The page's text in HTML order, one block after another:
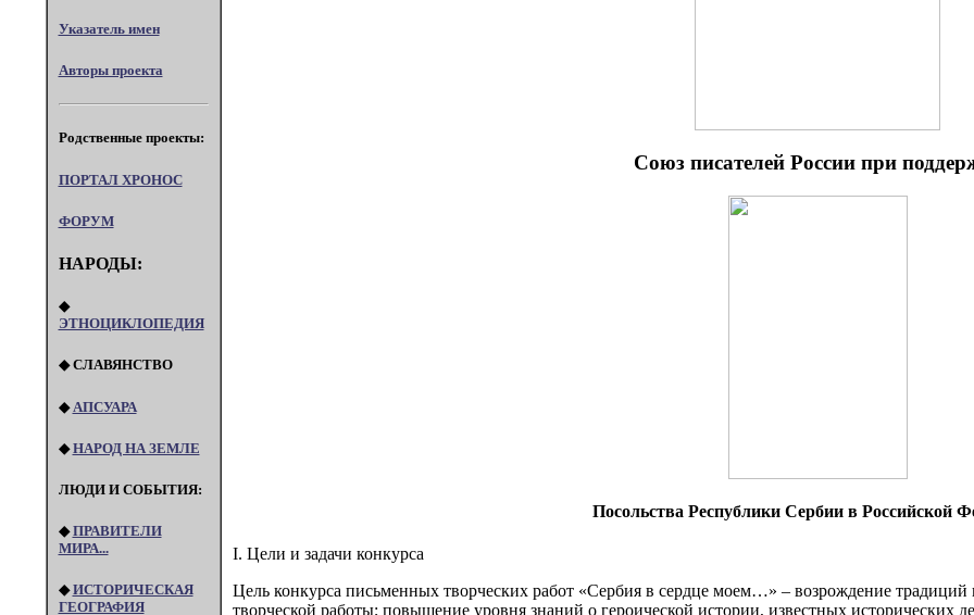
Указатель имен
Авторы проекта
Родственные проекты:
ПОРТАЛ XPOHOC
ФОРУМ
НАРОДЫ:
◆
ЭТНОЦИКЛОПЕДИЯ
◆ СЛАВЯНСТВО
◆ АПСУАРА
◆НАРОД НА ЗЕМЛЕ
ЛЮДИ И СОБЫТИЯ:
◆ПРАВИТЕЛИ
МИРА...
◆ИСТОРИЧЕСКАЯ
ГЕОГРАФИЯ
Союз писателей России при
Посольства Республики Сербии в Российской
I. Цели и задачи конкурса
Цель конкурса письменных творческих работ «Сербия в сердце моем…» – возрождение
творческой работы; повышение уровня знаний о героической истории, известных исторических